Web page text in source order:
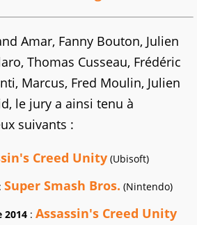
Amar, Fanny Bouton, Julien
Thomas Cusseau, Frédéric
Marcus, Fred Moulin, Julien
le jury a ainsi tenu à
suivants :
Creed Unity (Ubisoft)
: Super Smash Bros. (Nintendo)
2014 : Assassin's Creed Unity